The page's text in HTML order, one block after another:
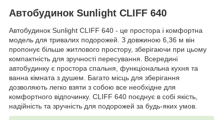
Автобудинок Sunlight CLIFF 640
Автобудинок Sunlight CLIFF 640 - це простора і комфортна
модель для тривалих подорожей. З довжиною 6,36 м він
пропонує більше житлового простору, зберігаючи при цьому
компактність для зручності пересування. Всередині
автобудинку є простора спальня, функціональна кухня та
ванна кімната з душем. Багато місць для зберігання
дозволяють легко взяти з собою все необхідне для
комфортного відпочинку. CLIFF 640 поєднує в собі якість,
надійність та зручність для подорожей за будь-яких умов.